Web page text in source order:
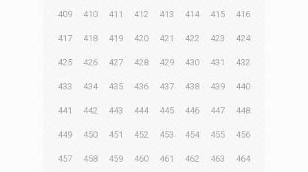
409 410 411 412 413 414 415 416
417 418 419 420 421 422 423 424
425 426 427 428 429 430 431 432
433 434 435 436 437 438 439 440
441 442 443 444 445 446 447 448
449 450 451 452 453 454 455 456
457 458 459 460 461 462 463 464